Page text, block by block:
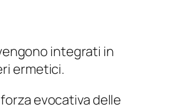
integrati in
ermetici.
evocativa delle